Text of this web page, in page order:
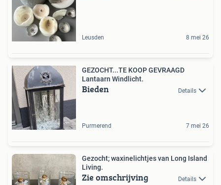
Leusden 8 mei 26
GEZOCHT...TE KOOP GEVRAAGD
Lantaarn Windlicht.
Bieden Details
Purmerend 7 mei 26
Gezocht; waxinelichtjes van Long Island
Living.
Zie omschrijving Details